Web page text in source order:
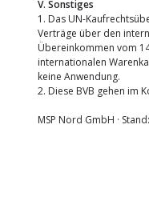
V. Sonstiges
1. Das UN-
Verträge über den
Übereinkommen vom
internationalen
keine Anwendung.
2. Diese BVB gehen im
MSP Nord GmbH ·